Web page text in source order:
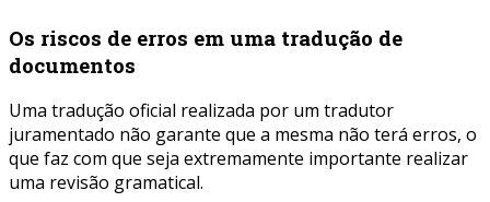
Os riscos de erros em uma tradução de
documentos
Uma tradução oficial realizada por um tradutor
juramentado não garante que a mesma não terá erros, o
que faz com que seja extremamente importante realizar
uma revisão gramatical.